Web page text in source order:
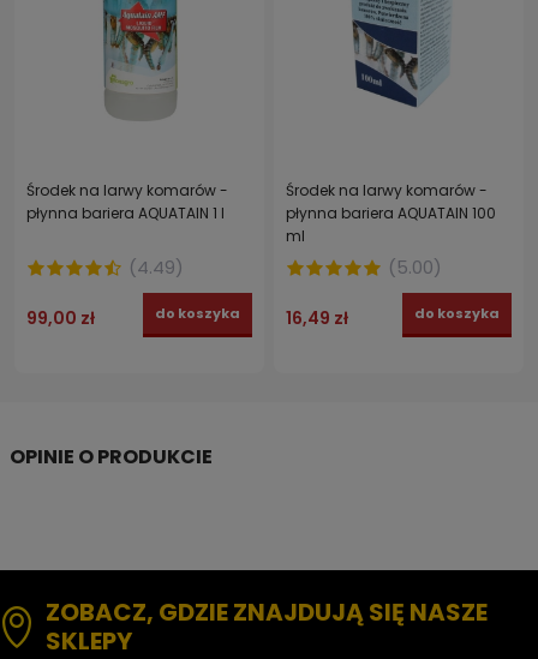
Środek na larwy komarów -
płynna bariera AQUATAIN 1 l
(4.49)
99,00 zł do koszyka
Środek na larwy komarów -
płynna bariera AQUATAIN 100
ml
(5.00)
16,49 zł do koszyka
ZOBACZ, GDZIE ZNAJDUJĄ SIĘ NASZE
SKLEPY